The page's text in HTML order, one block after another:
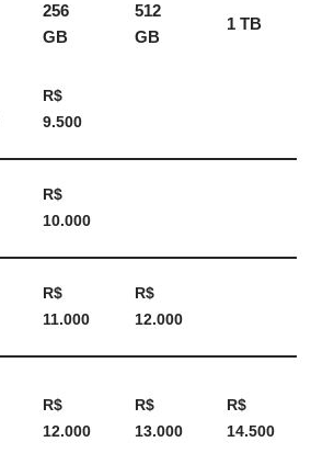
256
GB
512
GB
1 TB
R$
9.500
R$
10.000
R$
11.000
R$
12.000
R$
12.000
R$
13.000
R$
14.500